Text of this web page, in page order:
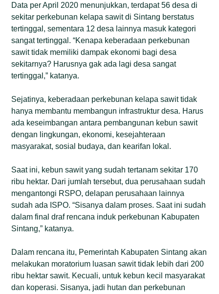
Data per April 2020 menunjukkan, terdapat 56 desa di
sekitar perkebunan kelapa sawit di Sintang berstatus
tertinggal, sementara 12 desa lainnya masuk kategori
sangat tertinggal. “Kenapa keberadaan perkebunan
sawit tidak memiliki dampak ekonomi bagi desa
sekitarnya? Harusnya gak ada lagi desa sangat
tertinggal,” katanya.
Sejatinya, keberadaan perkebunan kelapa sawit tidak
hanya membantu membangun infrastruktur desa. Harus
ada keseimbangan antara pembangunan kebun sawit
dengan lingkungan, ekonomi, kesejahteraan
masyarakat, sosial budaya, dan kearifan lokal.
Saat ini, kebun sawit yang sudah tertanam sekitar 170
ribu hektar. Dari jumlah tersebut, dua perusahaan sudah
mengantongi RSPO, delapan perusahaan lainnya
sudah ada ISPO. “Sisanya dalam proses. Saat ini sudah
dalam final draf rencana induk perkebunan Kabupaten
Sintang,” katanya.
Dalam rencana itu, Pemerintah Kabupaten Sintang akan
melakukan moratorium luasan sawit tidak lebih dari 200
ribu hektar sawit. Kecuali, untuk kebun kecil masyarakat
dan koperasi. Sisanya, jadi hutan dan perkebunan